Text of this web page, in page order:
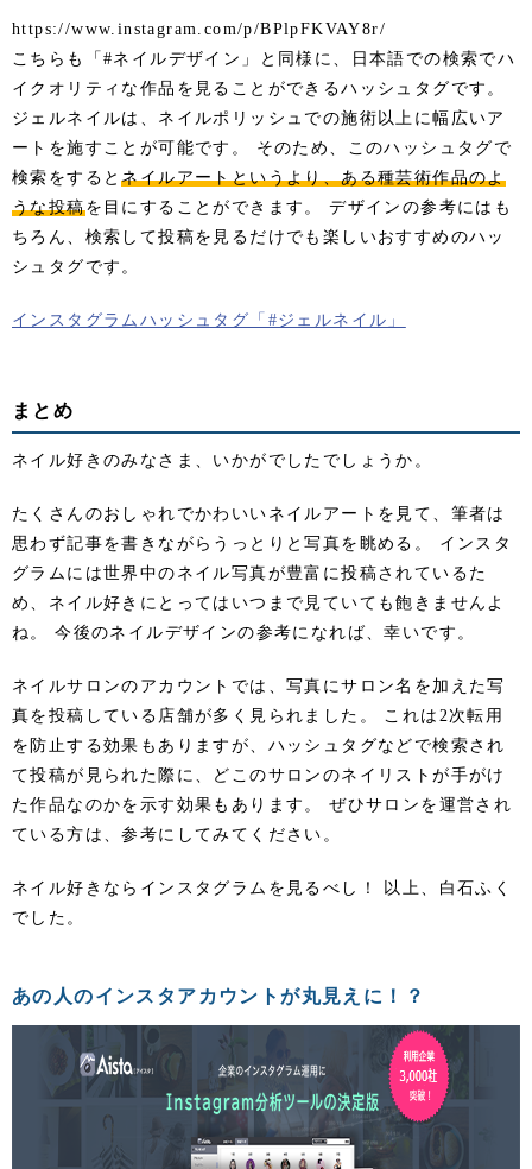
https://www.instagram.com/p/BPlpFKVAY8r/
こちらも「#ネイルデザイン」と同様に、日本語での検索でハ
イクオリティな作品を見ることができるハッシュタグです。
ジェルネイルは、ネイルポリッシュでの施術以上に幅広いア
ートを施すことが可能です。 そのため、このハッシュタグで
検索をするとネイルアートというより、ある種芸術作品のよ
うな投稿を目にすることができます。 デザインの参考にはも
ちろん、検索して投稿を見るだけでも楽しいおすすめのハッ
シュタグです。
インスタグラムハッシュタグ「#ジェルネイル」
まとめ
ネイル好きのみなさま、いかがでしたでしょうか。
たくさんのおしゃれでかわいいネイルアートを見て、筆者は
思わず記事を書きながらうっとりと写真を眺める。 インスタ
グラムには世界中のネイル写真が豊富に投稿されているた
め、ネイル好きにとってはいつまで見ていても飽きませんよ
ね。 今後のネイルデザインの参考になれば、幸いです。
ネイルサロンのアカウントでは、写真にサロン名を加えた写
真を投稿している店舗が多く見られました。 これは2次転用
を防止する効果もありますが、ハッシュタグなどで検索され
て投稿が見られた際に、どこのサロンのネイリストが手がけ
た作品なのかを示す効果もあります。 ぜひサロンを運営され
ている方は、参考にしてみてください。
ネイル好きならインスタグラムを見るべし！ 以上、白石ふく
でした。
あの人のインスタアカウントが丸見えに！？